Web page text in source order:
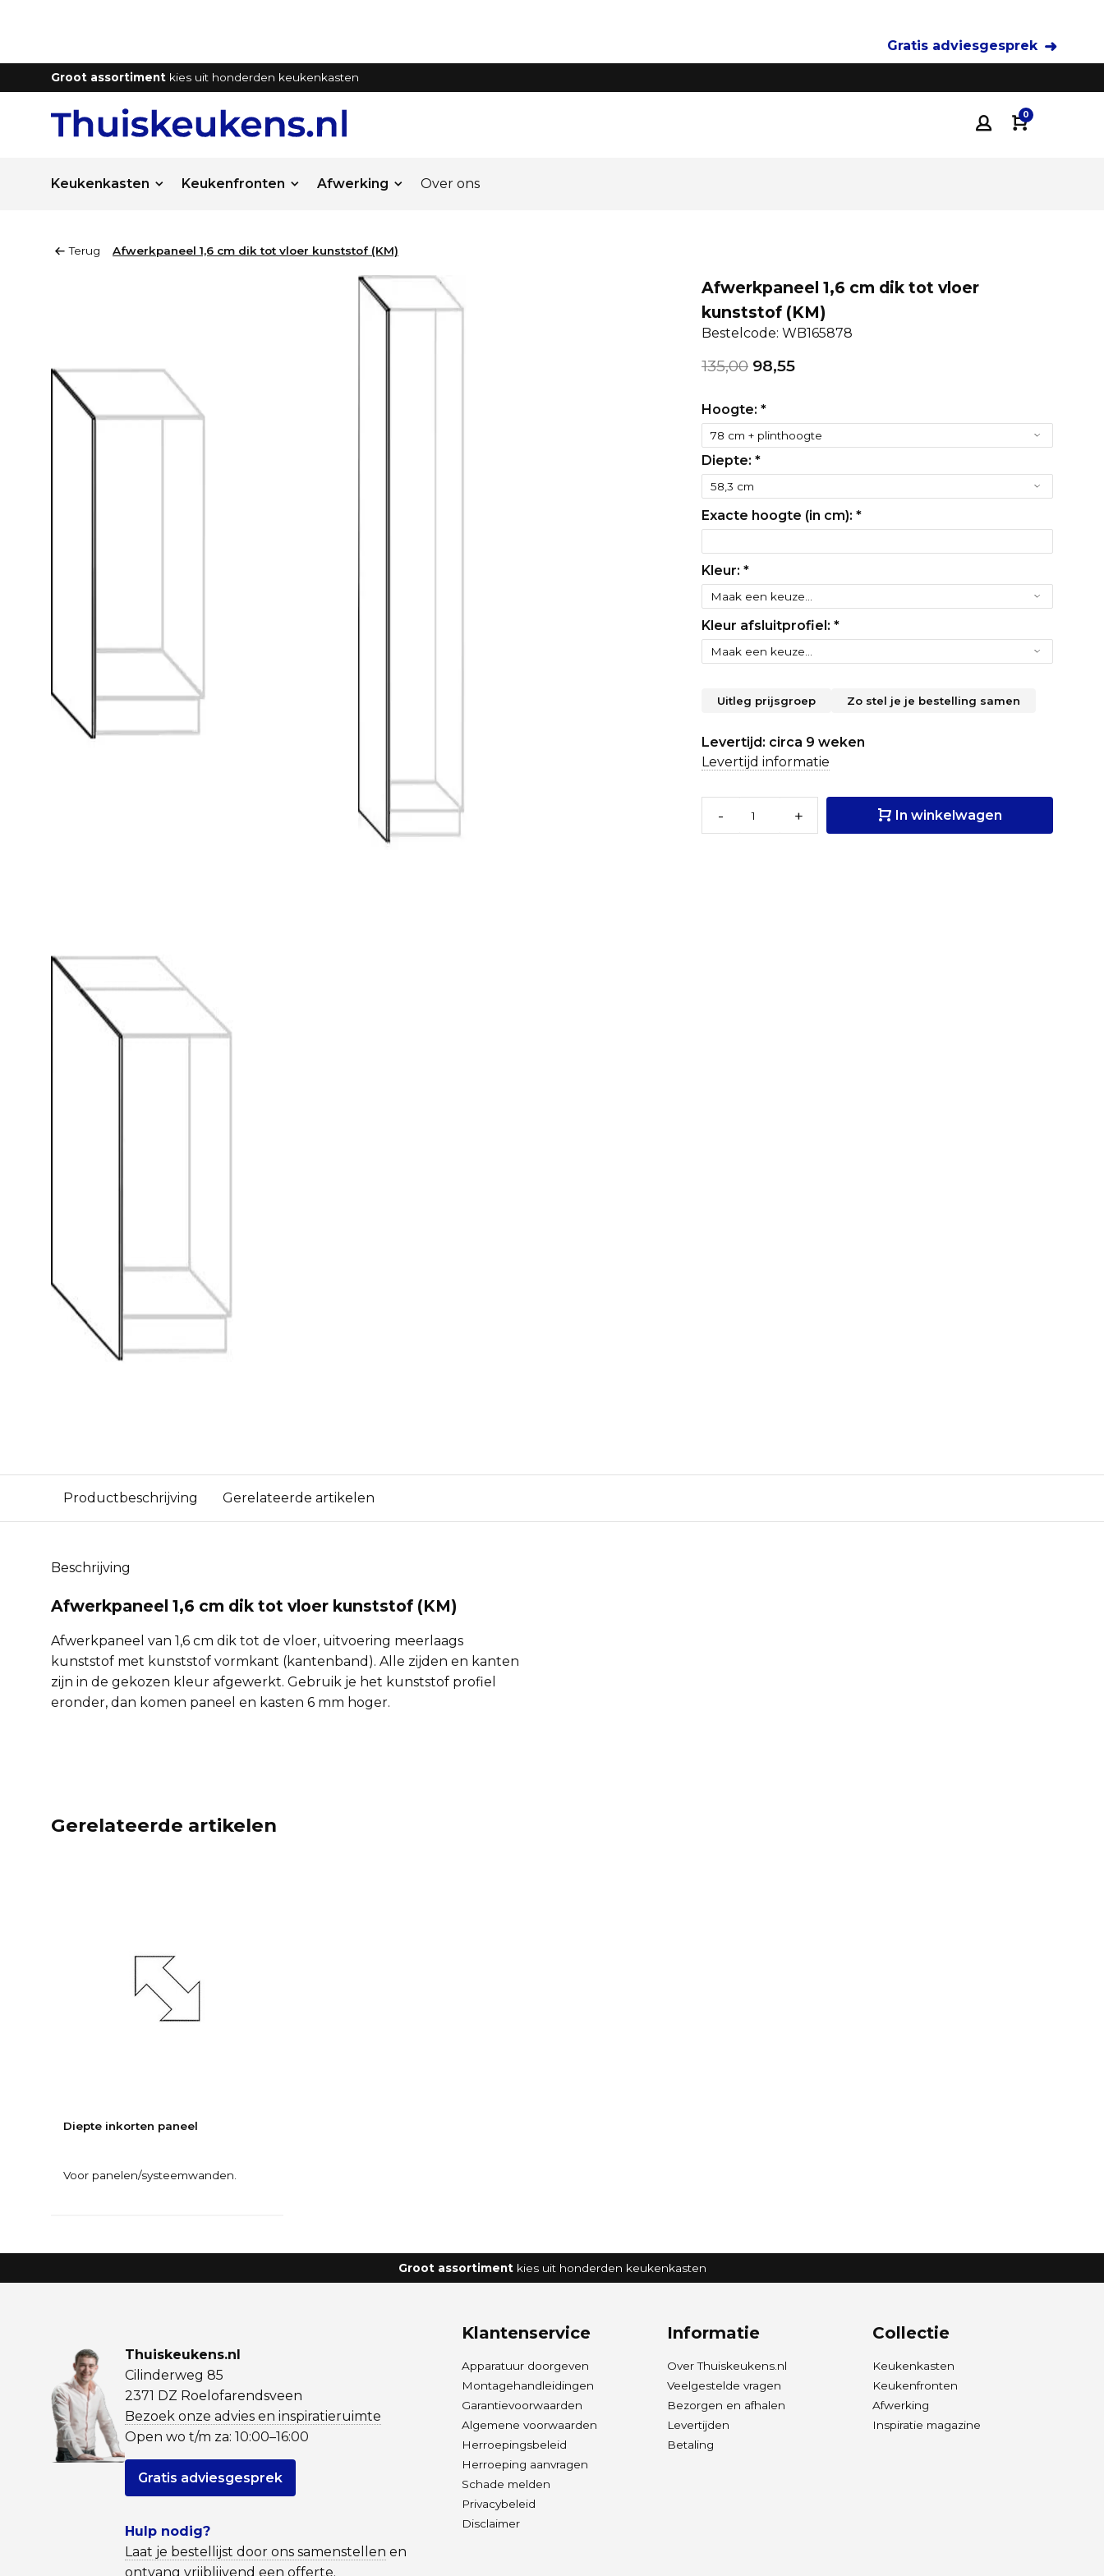
Gratis adviesgesprek
Groot assortiment kies uit honderden keukenkasten
0
Keukenkasten Keukenfronten Afwerking Over ons
Terug Afwerkpaneel 1,6 cm dik tot vloer kunststof (KM)
Afwerkpaneel 1,6 cm dik tot vloer
kunststof (KM)
Bestelcode: WB165878
135,00 98,55
Hoogte: *
Diepte: *
Exacte hoogte (in cm): *
Kleur: *
Kleur afsluitprofiel: *
Uitleg prijsgroep Zo stel je je bestelling samen
Levertijd: circa 9 weken
Levertijd informatie
- + In winkelwagen
Productbeschrijving Gerelateerde artikelen
Beschrijving
Afwerkpaneel 1,6 cm dik tot vloer kunststof (KM)
Afwerkpaneel van 1,6 cm dik tot de vloer, uitvoering meerlaags
kunststof met kunststof vormkant (kantenband). Alle zijden en kanten
zijn in de gekozen kleur afgewerkt. Gebruik je het kunststof profiel
eronder, dan komen paneel en kasten 6 mm hoger.
Gerelateerde artikelen
Diepte inkorten paneel
Voor panelen/systeemwanden.
Groot assortiment kies uit honderden keukenkasten
Thuiskeukens.nl
Cilinderweg 85
2371 DZ Roelofarendsveen
Bezoek onze advies en inspiratieruimte
Open wo t/m za: 10:00–16:00
Gratis adviesgesprek
Hulp nodig?
Laat je bestellijst door ons samenstellen en
ontvang vrijblijvend een offerte.
Klantenservice
Apparatuur doorgeven
Montagehandleidingen
Garantievoorwaarden
Algemene voorwaarden
Herroepingsbeleid
Herroeping aanvragen
Schade melden
Privacybeleid
Disclaimer
Informatie
Over Thuiskeukens.nl
Veelgestelde vragen
Bezorgen en afhalen
Levertijden
Betaling
Collectie
Keukenkasten
Keukenfronten
Afwerking
Inspiratie magazine